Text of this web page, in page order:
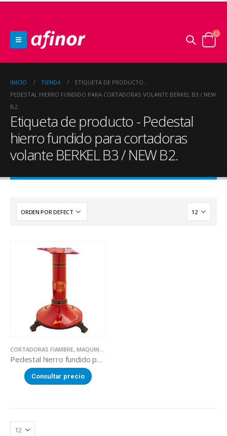
INICIO TIENDA
ETIQUETA DE PRODUCTO -
PEDESTAL HIERRO FUNDIDO PARA CORTADORAS VOLANTE BERKEL B3 / NEW
B2.
Etiqueta de producto - Pedestal
hierro fundido para cortadoras
volante BERKEL B3 / NEW B2.
CORTADORAS FIAMBRE, MAQUINARIA SECTOR ALIMENTACION
Pedestal hierro fundido para cortadoras volante BERKEL B3 / NEW B2.
Consultar precio